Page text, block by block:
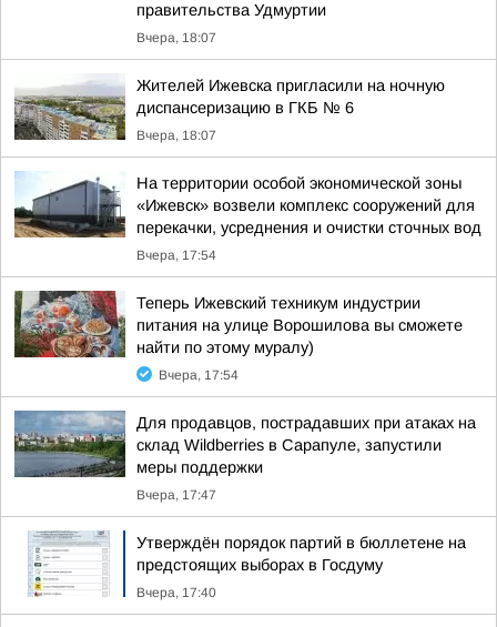
правительства Удмуртии
Вчера, 18:07
Жителей Ижевска пригласили на ночную
диспансеризацию в ГКБ № 6
Вчера, 18:07
На территории особой экономической зоны
«Ижевск» возвели комплекс сооружений для
перекачки, усреднения и очистки сточных вод
Вчера, 17:54
Теперь Ижевский техникум индустрии
питания на улице Ворошилова вы сможете
найти по этому муралу)
Вчера, 17:54
Для продавцов, пострадавших при атаках на
склад Wildberries в Сарапуле, запустили
меры поддержки
Вчера, 17:47
Утверждён порядок партий в бюллетене на
предстоящих выборах в Госдуму
Вчера, 17:40